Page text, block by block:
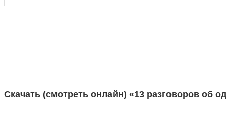
Скачать (смотреть онлайн) «13 разговоров об